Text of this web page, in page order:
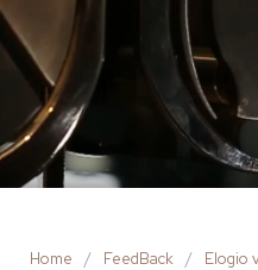
Home / FeedBack / Elogio